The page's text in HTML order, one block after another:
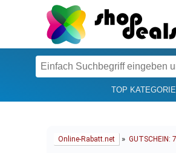
TOP
Online-Rabatt.net » GUTSCHEIN: